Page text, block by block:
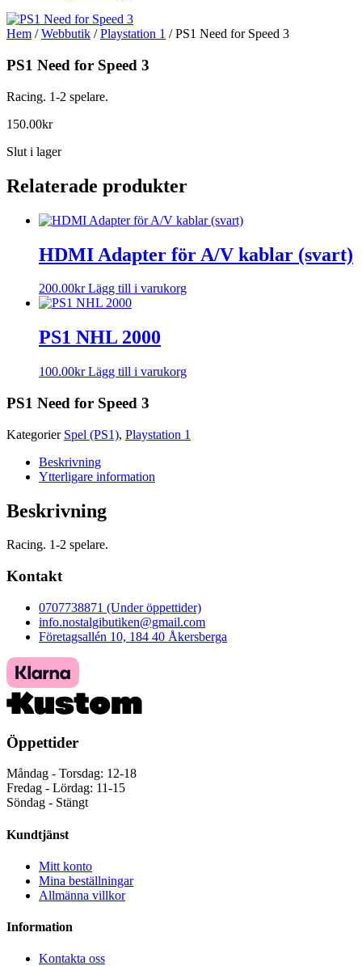
Hem /Webbutik /Playstation 1 / PS1 Need for Speed 3
PS1 Need for Speed 3
Racing. 1-2 spelare.
150.00kr
Slut i lager
Relaterade produkter
HDMI Adapter för A/V kablar (svart)
200.00kr Lägg till i varukorg
PS1 NHL 2000
100.00kr Lägg till i varukorg
PS1 Need for Speed 3
Kategorier Spel (PS1), Playstation 1
Beskrivning
Ytterligare information
Beskrivning
Racing. 1-2 spelare.
Kontakt
0707738871 (Under öppettider)
info.nostalgibutiken@gmail.com
Företagsallén 10, 184 40 Åkersberga
Öppettider
Måndag - Torsdag: 12-18
Fredag - Lördag: 11-15
Söndag - Stängt
Kundtjänst
Mitt konto
Mina beställningar
Allmänna villkor
Information
Kontakta oss